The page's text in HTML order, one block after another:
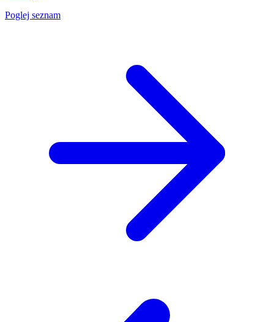
Poglej seznam